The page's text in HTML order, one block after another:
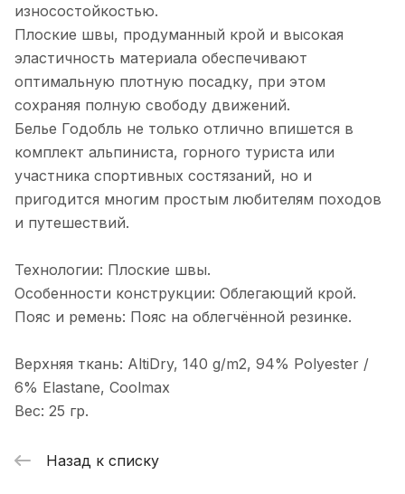
износостойкостью.
Плоские швы, продуманный крой и высокая
эластичность материала обеспечивают
оптимальную плотную посадку, при этом
сохраняя полную свободу движений.
Белье Годобль не только отлично впишется в
комплект альпиниста, горного туриста или
участника спортивных состязаний, но и
пригодится многим простым любителям походов
и путешествий.
Технологии: Плоские швы.
Особенности конструкции: Облегающий крой.
Пояс и ремень: Пояс на облегчённой резинке.
Верхняя ткань: AltiDry, 140 g/m2, 94% Polyester /
6% Elastane, Coolmax
Вес: 25 гр.
Назад к списку